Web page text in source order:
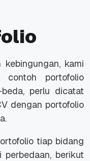
kami
contoh portofolio
perlu dicatat
dengan portofolio
tiap bidang
berikut